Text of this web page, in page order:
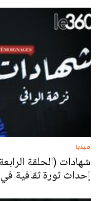
ميديا
شهادات (الحلقة
إحداث ثورة ثقافية